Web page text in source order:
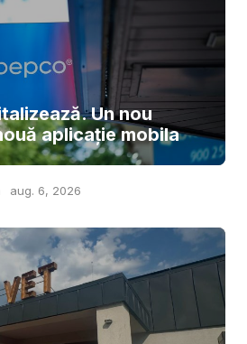
Un nou
aplicație mobila
aug. 6, 2026